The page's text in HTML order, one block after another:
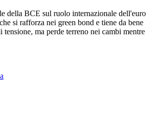
della BCE sul ruolo internazionale dell'euro
si rafforza nei green bond e tiene da bene
ma perde terreno nei cambi mentre